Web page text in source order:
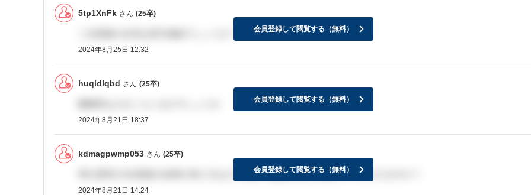
5tp1XnFk さん (25卒)
2024年8月25日 12:32
会員登録して閲覧する（無料）
huqldlqbd さん (25卒)
2024年8月21日 18:37
会員登録して閲覧する（無料）
kdmagpwmp053 さん (25卒)
博士選考の2次面接の結果が来た方はどの程度で連絡が来たか教えていただけますか？
2024年8月21日 14:24
会員登録して閲覧する（無料）